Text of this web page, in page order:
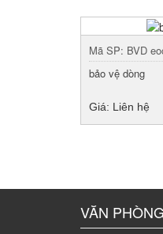
Mã SP: BVD
bảo vệ dòng
Giá: Liên hệ
VĂN